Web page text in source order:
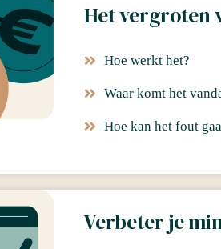
Het vergroten
Hoe werkt het?
Waar komt het
Hoe kan het fout
Verbeter je